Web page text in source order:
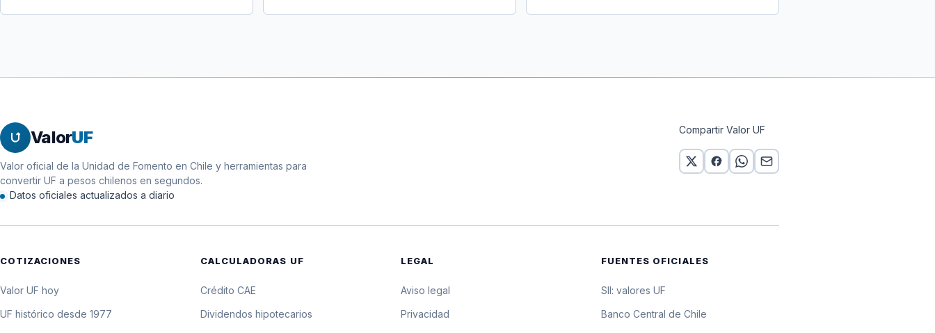
ValorUF
Valor oficial de la Unidad de Fomento en Chile y herramientas para
convertir UF a pesos chilenos en segundos.
Datos oficiales actualizados a diario
Compartir Valor UF
COTIZACIONES
Valor UF hoy
UF histórico desde 1977
CALCULADORAS UF
Crédito CAE
Dividendos hipotecarios
LEGAL
Aviso legal
Privacidad
FUENTES OFICIALES
SII: valores UF
Banco Central de Chile